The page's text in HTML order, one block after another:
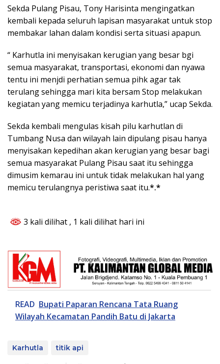
Sekda Pulang Pisau, Tony Harisinta mengingatkan
kembali kepada seluruh lapisan masyarakat untuk stop
membakar lahan dalam kondisi serta situasi apapun.
“ Karhutla ini menyisakan kerugian yang besar bgi
semua masyarakat, transportasi, ekonomi dan nyawa
tentu ini menjdi perhatian semua pihk agar tak
terulang sehingga mari kita bersam Stop melakukan
kegiatan yang memicu terjadinya karhutla,” ucap Sekda.
Sekda kembali mengulas kisah pilu karhutlan di
Tumbang Nusa dan wilayah lain dipulang pisau hanya
menyisakan kepedihan akan kerugian yang besar bagi
semua masyarakat Pulang Pisau saat itu sehingga
dimusim kemarau ini untuk tidak melakukan hal yang
memicu terulangnya peristiwa saat itu.*.*
3 kali dilihat , 1 kali dilihat hari ini
READ Bupati Paparan Rencana Tata Ruang
Wilayah Kecamatan Pandih Batu di Jakarta
Karhutla titik api